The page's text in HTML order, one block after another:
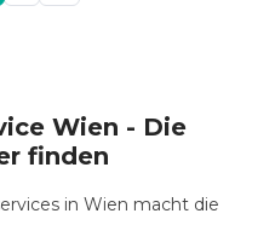
Wien - Die
finden
in Wien macht die